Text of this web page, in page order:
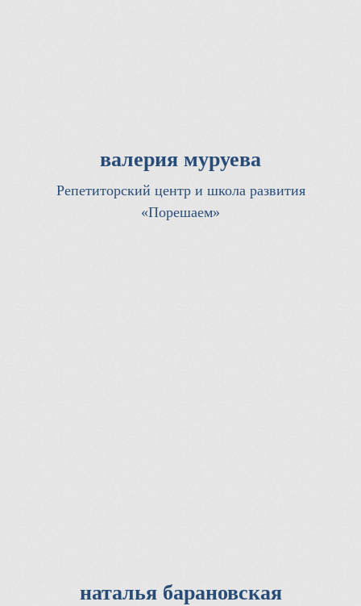
валерия муруева
Репетиторский центр и школа развития
«Порешаем»
наталья барановская